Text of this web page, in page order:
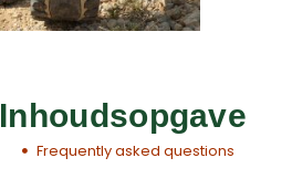
Inhoudsopgave
Frequently asked questions